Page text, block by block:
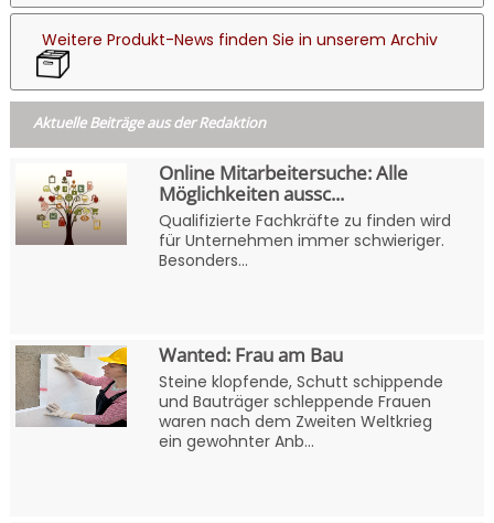
Weitere Produkt-News finden Sie in unserem Archiv
Aktuelle Beiträge aus der Redaktion
Online Mitarbeitersuche: Alle
Möglichkeiten aussc...
Qualifizierte Fachkräfte zu finden wird
für Unternehmen immer schwieriger.
Besonders...
Wanted: Frau am Bau
Steine klopfende, Schutt schippende
und Bauträger schleppende Frauen
waren nach dem Zweiten Weltkrieg
ein gewohnter Anb...